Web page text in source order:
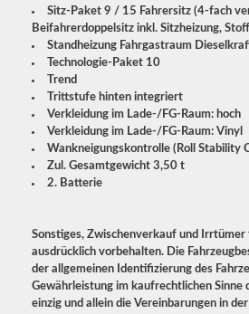
Sitz-Paket 9 / 15 Fahrersitz (4-fach
Beifahrerdoppelsitz inkl. Sitzheizung, Stoff
Standheizung Fahrgastraum
Technologie-Paket 10
Trend
Trittstufe hinten integriert
Verkleidung im Lade-/FG-Raum: hoch
Verkleidung im Lade-/FG-Raum: Vinyl
Wankneigungskontrolle (Roll Stability
Zul. Gesamtgewicht 3,50 t
2. Batterie
Sonstiges, Zwischenverkauf und Irrtümer
ausdrücklich vorbehalten. Die
der allgemeinen Identifizierung des
Gewährleistung im kaufrechtlichen Sinne
einzig und allein die Vereinbarungen in